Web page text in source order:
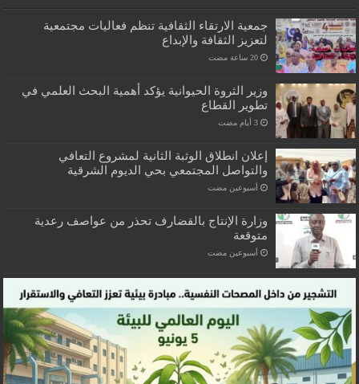
جمعية الارتقاء الثقافية تنظم فعاليات مجتمعية
لتعزيز الثقافة والإبداع
‏20 ساعة مضت
وزير الثروة الحيوانية يؤكد أهمية البحث العلمي في
تطوير القطاع
‏3 أيام مضت
إعلان انطلاق الوثبة الثانية لمشروع التعافي
والتواصل المجتمعي بحي الديوم الشرقية
‏أسبوعين مضت
وزارة الإنتاج بالقضارف تحذر من عواصف رعدية
متوقعة
‏أسبوعين مضت